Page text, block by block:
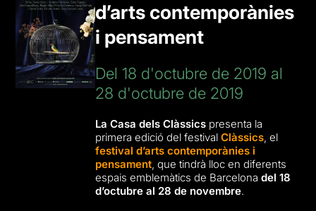
d’arts contemporànies
i pensament
Del 18 d'octubre de 2019 al
28 d'octubre de 2019
La Casa dels Clàssics presenta la
primera edició del festivalClàssics, el
festival d’arts contemporànies i
pensament, que tindrà lloc en diferents
espais emblemàtics de Barcelonadel 18
d’octubre al 28 de novembre.